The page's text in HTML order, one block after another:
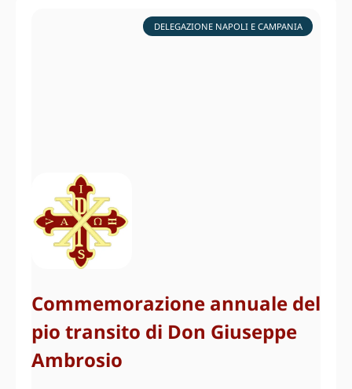
DELEGAZIONE NAPOLI E CAMPANIA
Commemorazione annuale del
pio transito di Don Giuseppe
Ambrosio